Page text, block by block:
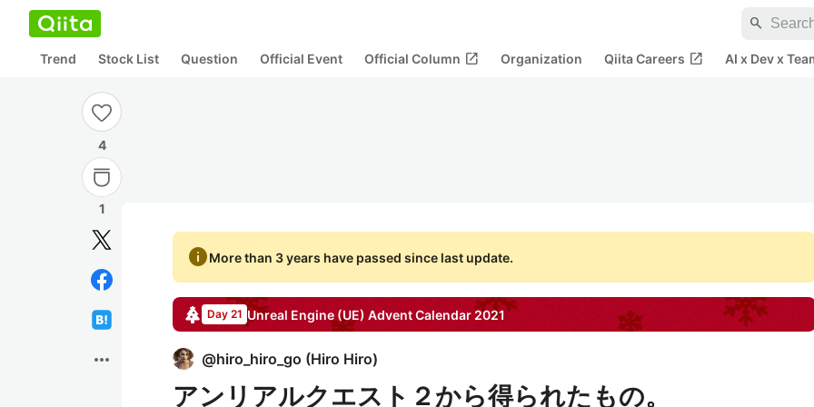
search
Trend Stock List Question Official Event Official Column open_in_new Organization Qiita Careers open_in_new AI x Dev x
4
1
more_horiz
infoMore than 3 years have passed since last update.
Day 21 Unreal Engine (UE) Advent Calendar2021
@hiro_hiro_go (Hiro Hiro)
アンリアルクエスト２から得られたもの。